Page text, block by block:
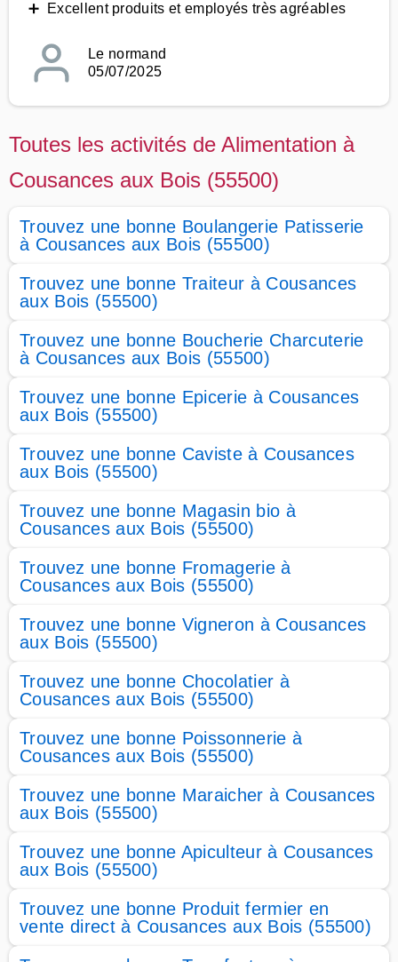
➕ Excellent produits et employés très agréables
Le normand
05/07/2025
Toutes les activités de Alimentation à
Cousances aux Bois (55500)
Trouvez une bonne Boulangerie Patisserie
à Cousances aux Bois (55500)
Trouvez une bonne Traiteur à Cousances
aux Bois (55500)
Trouvez une bonne Boucherie Charcuterie
à Cousances aux Bois (55500)
Trouvez une bonne Epicerie à Cousances
aux Bois (55500)
Trouvez une bonne Caviste à Cousances
aux Bois (55500)
Trouvez une bonne Magasin bio à
Cousances aux Bois (55500)
Trouvez une bonne Fromagerie à
Cousances aux Bois (55500)
Trouvez une bonne Vigneron à Cousances
aux Bois (55500)
Trouvez une bonne Chocolatier à
Cousances aux Bois (55500)
Trouvez une bonne Poissonnerie à
Cousances aux Bois (55500)
Trouvez une bonne Maraicher à Cousances
aux Bois (55500)
Trouvez une bonne Apiculteur à Cousances
aux Bois (55500)
Trouvez une bonne Produit fermier en
vente direct à Cousances aux Bois (55500)